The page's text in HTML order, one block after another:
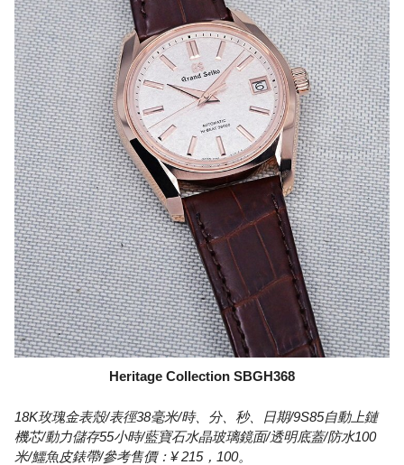
Heritage Collection SBGH368
18K玫瑰金表殼/表徑38毫米/時、分、秒、日期/9S85自動上鏈
機芯/動力儲存55小時/藍寶石水晶玻璃鏡面/透明底蓋/防水100
米/鱷魚皮錶帶/參考售價：¥ 215，100。